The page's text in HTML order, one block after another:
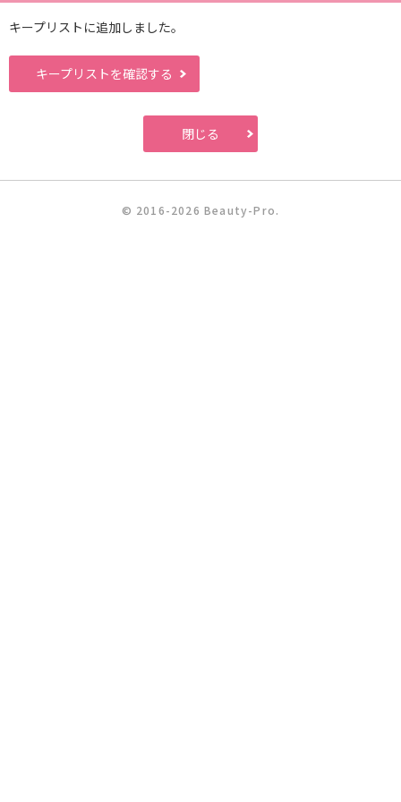
キープリストに追加しました。
キープリストを確認する
閉じる
© 2016-2026 Beauty-Pro.